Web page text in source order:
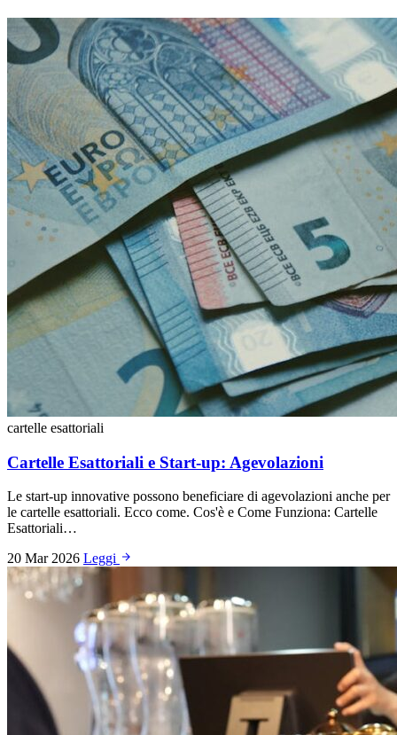
cartelle esattoriali
Cartelle Esattoriali e Start-up: Agevolazioni
Le start-up innovative possono beneficiare di agevolazioni anche per
le cartelle esattoriali. Ecco come. Cos'è e Come Funziona: Cartelle
Esattoriali…
20 Mar 2026 Leggi